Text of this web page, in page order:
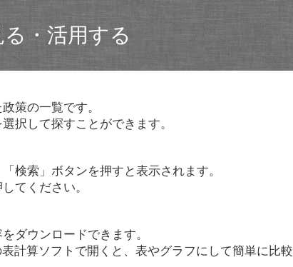
・活用する
策の一覧です。
択して探すことができます。
検索」ボタンを押すと表示されます。
てください。
ダウンロードできます。
計算ソフトで開くと、表やグラフにして簡単に比較